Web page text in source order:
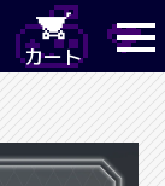
カート